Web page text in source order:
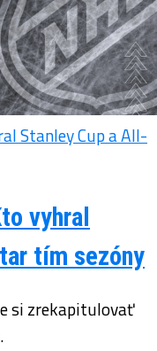
vyhral
tím sezóny
si zrekapitulovať